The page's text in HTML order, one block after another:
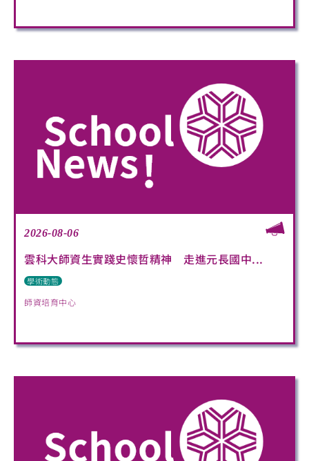
2026-08-06
雲科大師資生實踐史懷哲精神 走進元長國中...
學術動態
師資培育中心